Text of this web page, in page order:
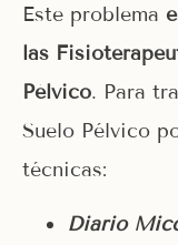
Este problema
las
Pélvico. Para
Suelo Pélvico
técnicas:
Diario